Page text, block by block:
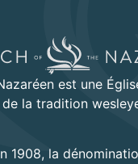
est une
la tradition
1908, la